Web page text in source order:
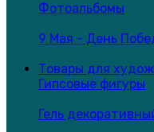
Фотоальбомы
9 Мая - День
Товары для
Гипсовые фигуры
Гель